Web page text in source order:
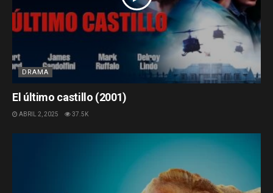
DRAMA
El último castillo (2001)
ABRIL 2, 2025 37.5K